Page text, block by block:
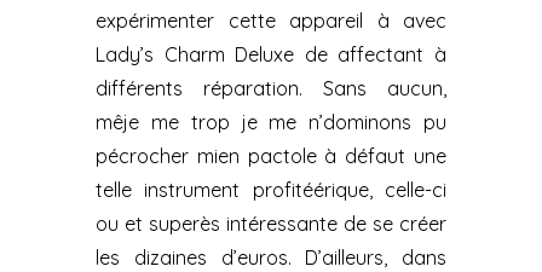
expérimenter cette appareil à avec
Lady’s Charm Deluxe de affectant à
différents réparation. Sans aucun,
mêje me trop je me n’dominons pu
pécrocher mien pactole à défaut une
telle instrument profitéérique, celle-ci
ou et superès intéressante de se créer
les dizaines d’euros. D’ailleurs, dans